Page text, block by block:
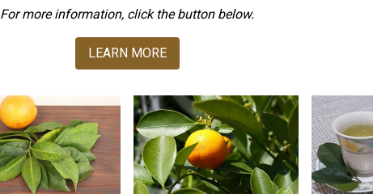
For more information, click the button below.
LEARN MORE